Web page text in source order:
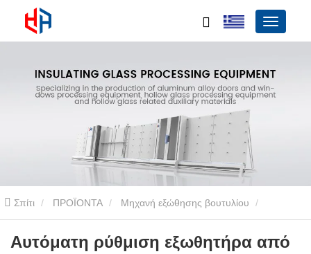
Σπίτι ΠΡΟΪΟΝΤΑ Μηχανή εξώθησης βουτυλίου
Αυτόματη μηχανή εξώθησης βουτυλίου
Αυτόματη ρύθμιση εξωθητήρα από